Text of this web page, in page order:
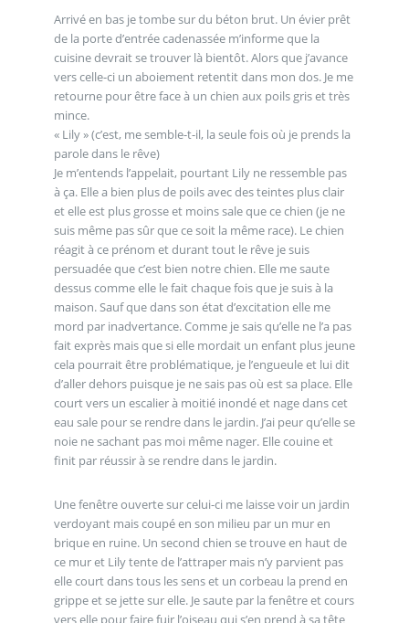
Arrivé en bas je tombe sur du béton brut. Un évier prêt
de la porte d’entrée cadenassée m’informe que la
cuisine devrait se trouver là bientôt. Alors que j’avance
vers celle-ci un aboiement retentit dans mon dos. Je me
retourne pour être face à un chien aux poils gris et très
mince.
« Lily » (c’est, me semble-t-il, la seule fois où je prends la
parole dans le rêve)
Je m’entends l’appelait, pourtant Lily ne ressemble pas
à ça. Elle a bien plus de poils avec des teintes plus clair
et elle est plus grosse et moins sale que ce chien (je ne
suis même pas sûr que ce soit la même race). Le chien
réagit à ce prénom et durant tout le rêve je suis
persuadée que c’est bien notre chien. Elle me saute
dessus comme elle le fait chaque fois que je suis à la
maison. Sauf que dans son état d’excitation elle me
mord par inadvertance. Comme je sais qu’elle ne l’a pas
fait exprès mais que si elle mordait un enfant plus jeune
cela pourrait être problématique, je l’engueule et lui dit
d’aller dehors puisque je ne sais pas où est sa place. Elle
court vers un escalier à moitié inondé et nage dans cet
eau sale pour se rendre dans le jardin. J’ai peur qu’elle se
noie ne sachant pas moi même nager. Elle couine et
finit par réussir à se rendre dans le jardin.
Une fenêtre ouverte sur celui-ci me laisse voir un jardin
verdoyant mais coupé en son milieu par un mur en
brique en ruine. Un second chien se trouve en haut de
ce mur et Lily tente de l’attraper mais n’y parvient pas
elle court dans tous les sens et un corbeau la prend en
grippe et se jette sur elle. Je saute par la fenêtre et cours
vers elle pour faire fuir l’oiseau qui s’en prend à sa tête